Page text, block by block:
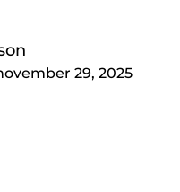
29, 2025